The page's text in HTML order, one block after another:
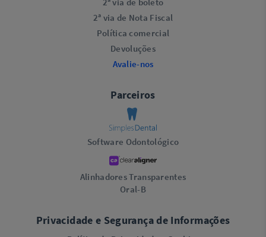
2ª via de Nota Fiscal
Política comercial
Devoluções
Avalie-nos
Parceiros
Software Odontológico
Alinhadores Transparentes
Oral-B
Privacidade e Segurança de Informações